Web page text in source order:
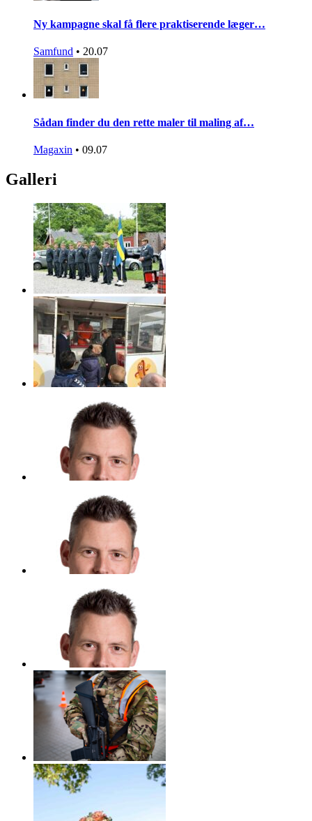
Ny kampagne skal få flere praktiserende læger…
Samfund • 20.07
Sådan finder du den rette maler til maling af…
Magaxin • 09.07
Galleri